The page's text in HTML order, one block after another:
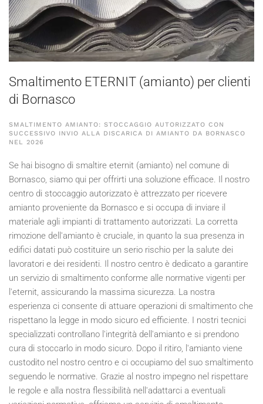
Smaltimento ETERNIT (amianto) per clienti
di Bornasco
SMALTIMENTO AMIANTO: STOCCAGGIO AUTORIZZATO CON
SUCCESSIVO INVIO ALLA DISCARICA DI AMIANTO DA BORNASCO
NEL 2026
Se hai bisogno di smaltire eternit (amianto) nel comune di
Bornasco, siamo qui per offrirti una soluzione efficace. Il nostro
centro di stoccaggio autorizzato è attrezzato per ricevere
amianto proveniente da Bornasco e si occupa di inviare il
materiale agli impianti di trattamento autorizzati. La corretta
rimozione dell'amianto è cruciale, in quanto la sua presenza in
edifici datati può costituire un serio rischio per la salute dei
lavoratori e dei residenti. Il nostro centro è dedicato a garantire
un servizio di smaltimento conforme alle normative vigenti per
l'eternit, assicurando la massima sicurezza. La nostra
esperienza ci consente di attuare operazioni di smaltimento che
rispettano la legge in modo sicuro ed efficiente. I nostri tecnici
specializzati controllano l'integrità dell'amianto e si prendono
cura di stoccarlo in modo sicuro. Dopo il ritiro, l'amianto viene
custodito nel nostro centro e ci occupiamo del suo smaltimento
seguendo le normative. Grazie al nostro impegno nel rispettare
le regole e alla nostra flessibilità nell'adattarci a eventuali